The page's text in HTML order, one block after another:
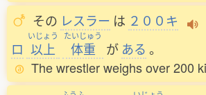
その レスラー は ２００キ
ロ
いじょう
以上
たいじゅう
体重 が ある 。
The wrestler weighs over 200